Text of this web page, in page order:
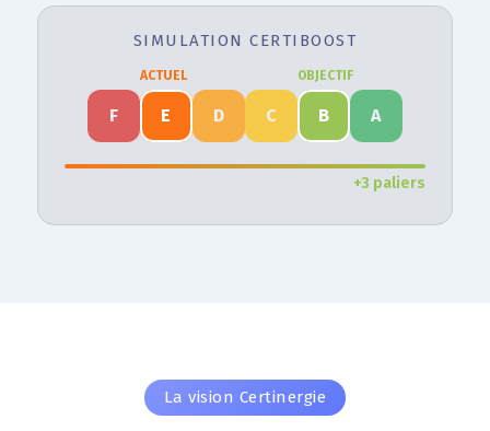
SIMULATION CERTIBOOST
ACTUEL OBJECTIF
F E D C B A
+3 paliers
La vision Certinergie